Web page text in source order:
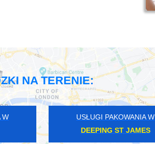
NA TERENIE:
W
USŁUGI PAKOWANIA W
DEEPING ST JAMES